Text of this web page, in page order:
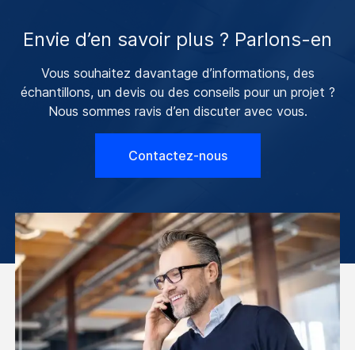
Envie d’en savoir plus ? Parlons-en
Vous souhaitez davantage d’informations, des
échantillons, un devis ou des conseils pour un projet ?
Nous sommes ravis d’en discuter avec vous.
Contactez-nous